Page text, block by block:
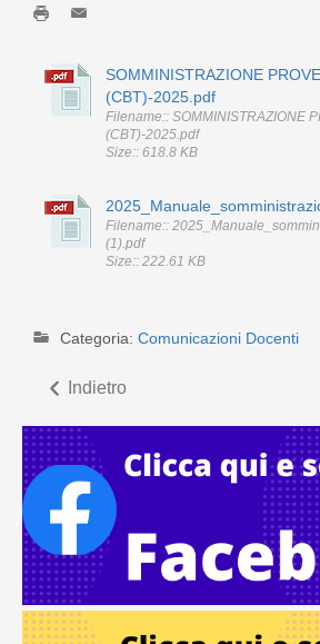
SOMMINISTRAZIONE
(CBT)-2025.pdf
Filename:: SOMMINISTRAZIONE
(CBT)-2025.pdf
Size:: 618.8 KB
Filename::
(1).pdf
Size:: 222.61 KB
Categoria: Comunicazioni Docenti
Indietro